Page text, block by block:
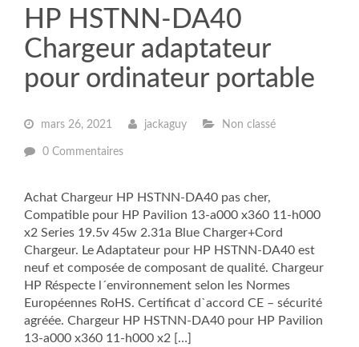
HP HSTNN-DA40
Chargeur adaptateur
pour ordinateur portable
mars 26, 2021 jackaguy Non classé
0 Commentaires
Achat Chargeur HP HSTNN-DA40 pas cher,
Compatible pour HP Pavilion 13-a000 x360 11-h000
x2 Series 19.5v 45w 2.31a Blue Charger+Cord
Chargeur. Le Adaptateur pour HP HSTNN-DA40 est
neuf et composée de composant de qualité. Chargeur
HP Réspecte l´environnement selon les Normes
Européennes RoHS. Certificat d`accord CE – sécurité
agréée. Chargeur HP HSTNN-DA40 pour HP Pavilion
13-a000 x360 11-h000 x2 […]